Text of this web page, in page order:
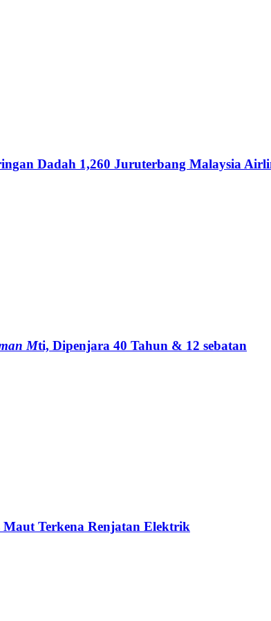
Dadah 1,260 Juruterbang Malaysia
Mti, Dipenjara 40 Tahun & 12 sebatan
Terkena Renjatan Elektrik